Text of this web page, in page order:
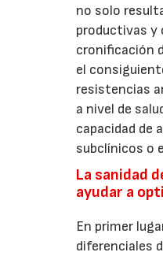
no solo
productivas y
cronificación
el
resistencias
a nivel de
capacidad de
subclínicos o
La sanidad
ayudar a
En primer
diferenciales